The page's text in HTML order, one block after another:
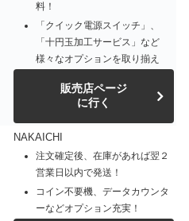
料！
「クイック電源スイッチ」、
「十円玉加工サービス」など
様々なオプションを取り揃え
販売店ページ
に行く
NAKAICHI
注文確定後、在庫があれば翌２
営業日以内で発送！
コイン不要機、データカウンタ
ーなどオプション充実！